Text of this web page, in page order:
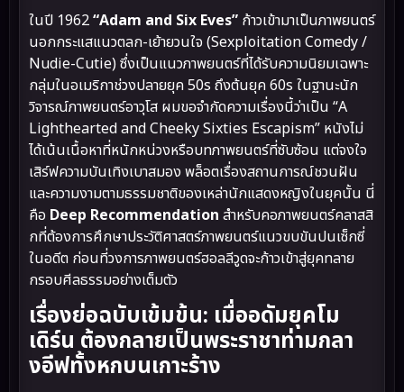
ในปี 1962“Adam and Six Eves” ก้าวเข้ามาเป็นภาพยนตร์
นอกกระแสแนวตลก-เย้ายวนใจ (Sexploitation Comedy /
Nudie-Cutie) ซึ่งเป็นแนวภาพยนตร์ที่ได้รับความนิยมเฉพาะ
กลุ่มในอเมริกาช่วงปลายยุค 50s ถึงต้นยุค 60s ในฐานะนัก
วิจารณ์ภาพยนตร์อาวุโส ผมขอจำกัดความเรื่องนี้ว่าเป็น “A
Lighthearted and Cheeky Sixties Escapism” หนังไม่
ได้เน้นเนื้อหาที่หนักหน่วงหรือบทภาพยนตร์ที่ซับซ้อน แต่จงใจ
เสิร์ฟความบันเทิงเบาสมอง พล็อตเรื่องสถานการณ์ชวนฝัน
และความงามตามธรรมชาติของเหล่านักแสดงหญิงในยุคนั้น นี่
คือ Deep Recommendation สำหรับคอภาพยนตร์คลาสสิ
กที่ต้องการศึกษาประวัติศาสตร์ภาพยนตร์แนวขบขันปนเซ็กซี่
ในอดีต ก่อนที่วงการภาพยนตร์ฮอลลีวูดจะก้าวเข้าสู่ยุคทลาย
กรอบศีลธรรมอย่างเต็มตัว
เรื่องย่อฉบับเข้มข้น: เมื่ออดัมยุคโม
เดิร์น ต้องกลายเป็นพระราชาท่ามกลา
งอีฟทั้งหกบนเกาะร้าง